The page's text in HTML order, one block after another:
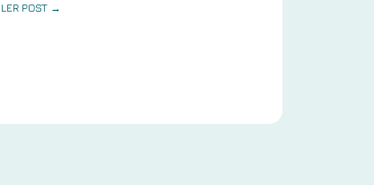
LER POST →